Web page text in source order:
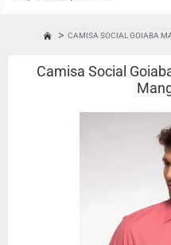
CAMISA SOCIAL GOIABA
Camisa Social